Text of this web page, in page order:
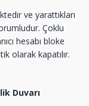
ve yarattıkları
Çoklu
hesabı bloke
olarak kapatılır.
Duvarı